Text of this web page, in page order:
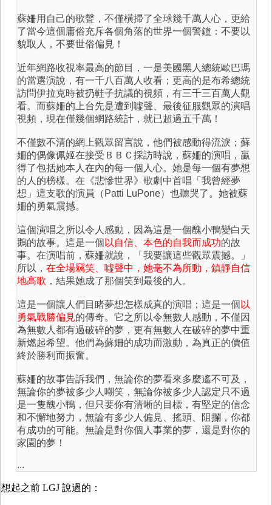
蘇姍用自己的歌聲，不僅橫掃了全球幾千萬人心，更給
了當今這個庸俗充斥各個角落的世界一個警鐘：不要以
貌取人，不要世俗偏見！
近年網路收視率最高的節目，一是美國黑人總統歐巴瑪
的當選演說，有一千八百萬人收看；更高的是布希總統
訪問伊拉克時被扔鞋子抗議的視頻，有三千三百萬人觀
看。而蘇姍的上台先是遭到噓聲、最後征服觀眾的演唱
視頻，現在僅幾個網路統計，就已超過五千萬！
不僅數不清的網上觀眾留言說，他們被感動得流淚；蘇
姍的偶像佩姬在接受ＢＢＣ採訪時說，蘇姍的演唱，贏
得了包括她本人在內的每一個人心。她是每一個有夢想
的人的榜樣。在《悲慘世界》歌劇中首唱「我曾經夢
想」這支歌的演員（Patti LuPone）也聽哭了。她被蘇
姍的勇氣震撼。
這個演唱之所以令人感動，因為這是一個醜小鴨變白天
鵝的故事。這是一個 以自信、本色的自我而成功的故
事。在演唱前，蘇姍就說，「我要讓這些觀眾震撼。」
所以， 在全場竊笑、噓聲中，她毫不為所動，鎮靜自信
地高歌 ，結果她成了那個笑到最後的人。
這是一個讓人們目睹夢想怎樣成真的演唱；這是一個 以
勇氣戰勝偏見的傳奇。它之所以令無數人感動，不僅因
為無數人都有過破碎的夢，更有無數人在破碎的夢中重
新燃起希望。他們為蘇姍的成功而激動，為真正的價值
終於勝利而振奮。
蘇姍的故事告訴我們，無論你的夢看來多麼遙不可及，
無論你的夢被多少人嘲笑，無論你被多少人認定只不過
是一隻醜小鴨，但只要你有清晰的目標，有堅定的信念
和不懈地努力，無論有多少人偏見、搖頭、阻攔，你都
有成功的可能。無論是對你個人事業的夢，還是對你的
家園的夢！
...
想起之前 LGJ 說過的：